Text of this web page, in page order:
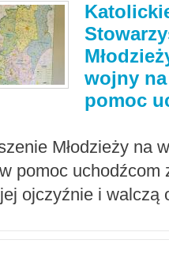
wojny
pomoc
Młodzieży na
pomoc uchodźcom
ojczyźnie i walczą